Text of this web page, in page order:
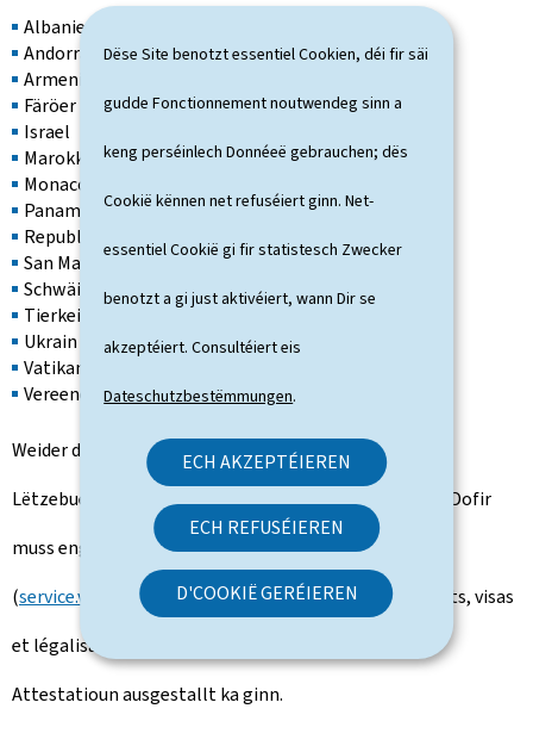
Dëse Site benotzt essentiel Cookien, déi fir säi
gudde Fonctionnement noutwendeg sinn a
keng perséinlech Donnéeë gebrauchen; dës
Cookië kënnen net refuséiert ginn. Net-
essentiel Cookië gi fir statistesch Zwecker
benotzt a gi just aktivéiert, wann Dir se
akzeptéiert. Consultéiert eis
Dateschutzbestëmmungen.
ECH AKZEPTÉIEREN
ECH REFUSÉIEREN
D'COOKIË GERÉIEREN
Albanien
Andorra
Armenien
Färöer Inselen
Israel
Marokko
Monaco
Panama
Republik Nordmazedonien
San Marino
Schwäiz
Tierkei
Ukrain
Vatikan
Vereenegt Kinnekräich
Weider dierfen och Staatsbierger aus Drëttstaaten op
Lëtzebuerg reesen, wann hir Rees als essentiell gëllt. Dofir
muss eng speziell Demande per E-Mail
(service.visas@mae.etat.lu) un de Bureau des passeports, visas
et légalisations geschéckt ginn, fir dass eng speziell
Attestatioun ausgestallt ka ginn.